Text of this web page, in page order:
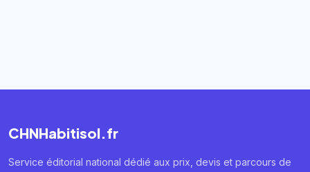
CHNHabitisol.fr
Service éditorial national dédié aux prix, devis et parcours de